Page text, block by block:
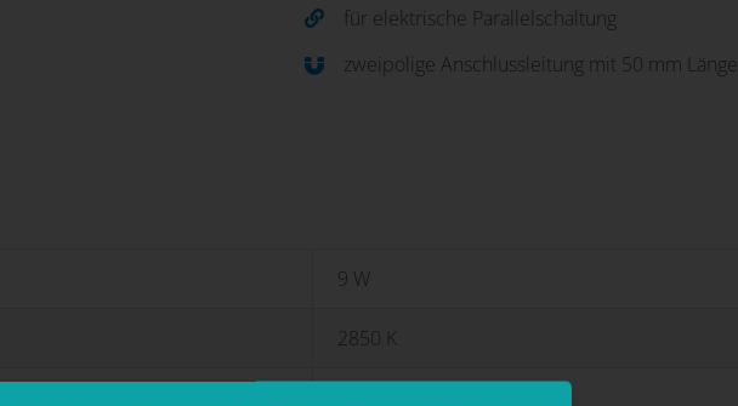
für elektrische Parallelschaltung
zweipolige Anschlussleitung mit 50 mm Länge
9 W
2850 K